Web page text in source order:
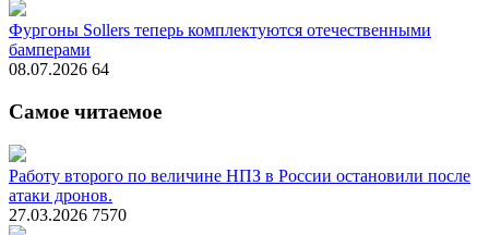
Фургоны Sollers теперь комплектуются отечественными
бамперами
08.07.2026 64
Самое читаемое
Работу второго по величине НПЗ в России остановили после
атаки дронов.
27.03.2026 7570